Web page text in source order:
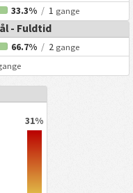
33.3% / 1 gange
- Fuldtid
66.7% / 2 gange
31%